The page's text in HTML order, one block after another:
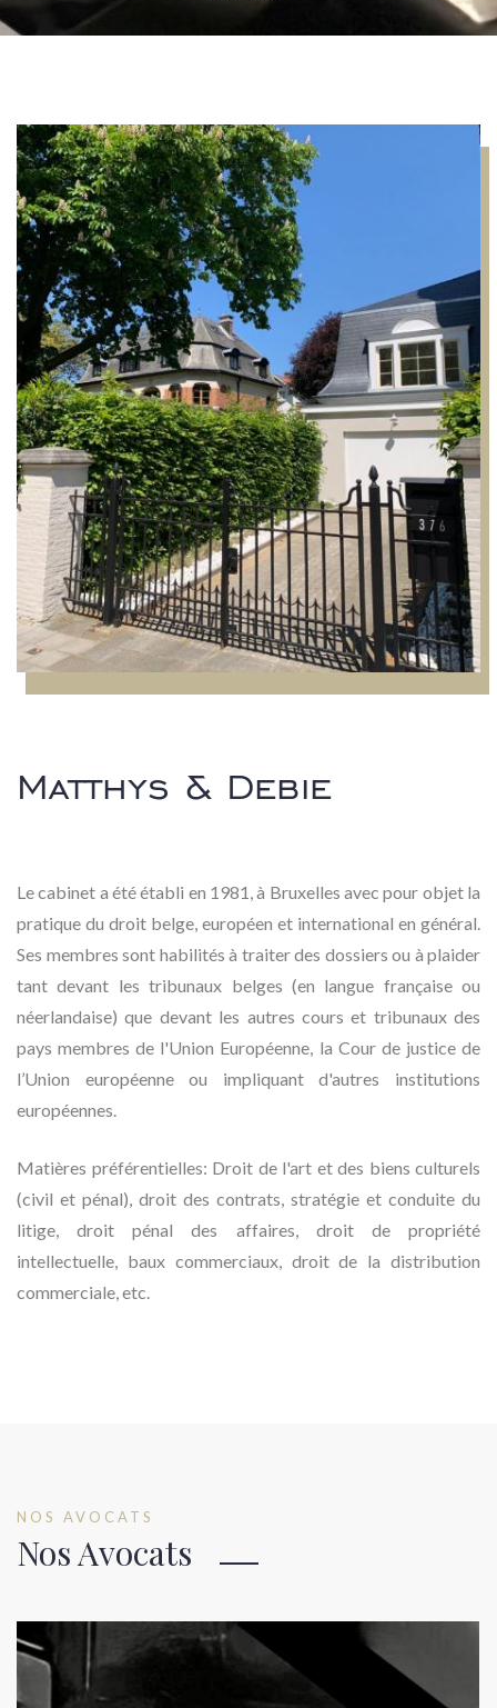
Matthys & Debie
Le cabinet a été établi en 1981, à Bruxelles avec pour objet la
pratique du droit belge, européen et international en général.
Ses membres sont habilités à traiter des dossiers ou à plaider
tant devant les tribunaux belges (en langue française ou
néerlandaise) que devant les autres cours et tribunaux des
pays membres de l'Union Européenne, la Cour de justice de
l’Union européenne ou impliquant d'autres institutions
européennes.
Matières préférentielles: Droit de l'art et des biens culturels
(civil et pénal), droit des contrats, stratégie et conduite du
litige, droit pénal des affaires, droit de propriété
intellectuelle, baux commerciaux, droit de la distribution
commerciale, etc.
NOS AVOCATS
Nos Avocats